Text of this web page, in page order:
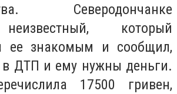
Северодончанке
который
ее знакомым и сообщил,
в ДТП и ему нужны деньги.
17500 гривен,